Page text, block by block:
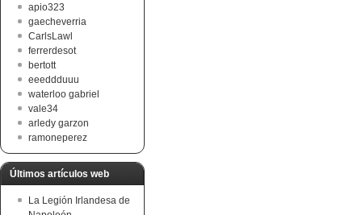
apio323
gaecheverria
CarlsLawl
ferrerdesot
bertott
eeeddduuu
waterloo gabriel
vale34
arledy garzon
ramoneperez
Últimos artículos web
La Legión Irlandesa de